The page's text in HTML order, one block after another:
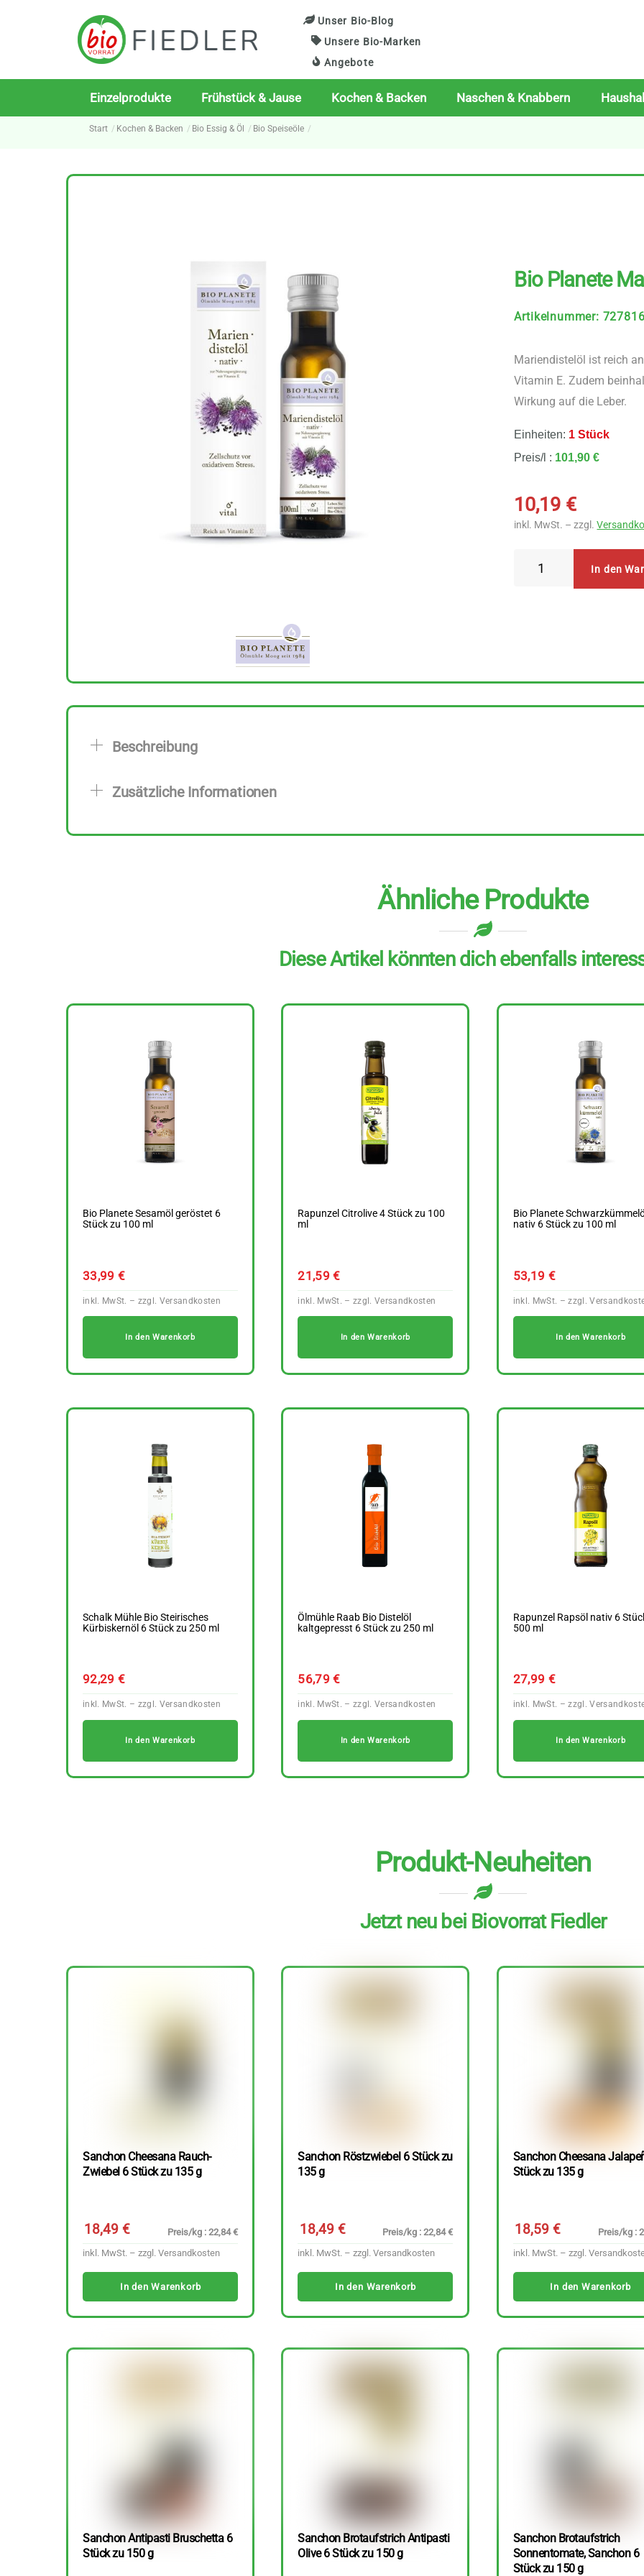
Unser Bio-Blog
Unsere Bio-Marken
Angebote
Einzelprodukte Frühstück & Jause Kochen & Backen Naschen & Knabbern
Start Kochen & Backen Bio Essig & Öl Bio Speiseöle
Bio Planete
Artikelnummer:
Mariendistelöl ist reich
Vitamin E. Zudem
Wirkung auf die Leber.
Einheiten: 1 Stück
Preis/l : 101,90 €
10,19 €
inkl. MwSt. – zzgl.
Menge
In den
Beschreibung
Zusätzliche Informationen
Ähnliche Produkte
Diese Artikel könnten dich ebenfalls
Bio Planete Sesamöl geröstet 6
Stück zu 100 ml
33,99€
In den Warenkorb
Rapunzel Citrolive 4 Stück zu 100
ml
21,59€
In den Warenkorb
Bio Planete
nativ 6 Stück zu 100 ml
53,19 €
In den Warenkorb
Schalk Mühle Bio Steirisches
Kürbiskernöl 6 Stück zu 250 ml
92,29€
In den Warenkorb
Ölmühle Raab Bio Distelöl
kaltgepresst 6 Stück zu 250 ml
56,79€
In den Warenkorb
Rapunzel Rapsöl nativ 6
500 ml
27,99 €
In den Warenkorb
Produkt-Neuheiten
Jetzt neu bei Biovorrat Fiedler
Sanchon Cheesana Rauch-
Zwiebel 6 Stück zu 135 g
18,49€
Preis/kg : 22,84 €
inkl. MwSt. – zzgl. Versandkosten
In den Warenkorb
Sanchon Röstzwiebel 6 Stück zu
135 g
18,49 €
Preis/kg : 22,84 €
inkl. MwSt. – zzgl.Versandkosten
In den Warenkorb
Sanchon Cheesana
Stück zu 135 g
18,59 €
Preis/kg :
inkl. MwSt. – zzgl.
In den Warenkorb
Sanchon Antipasti Bruschetta 6
Stück zu 150 g
Sanchon Brotaufstrich Antipasti
Olive 6 Stück zu 150 g
Sanchon Brotaufstrich
Sonnentomate, Sanchon 6
Stück zu 150 g